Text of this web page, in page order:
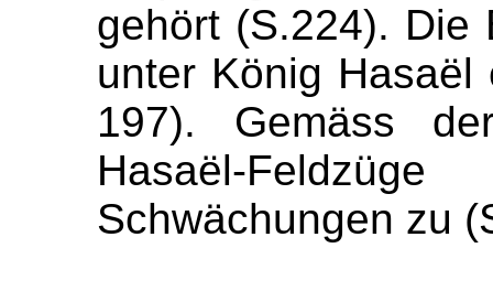
gehört (S.224). Die
unter König Hasaël
197). Gemäss
Hasaël-
Schwächungen zu